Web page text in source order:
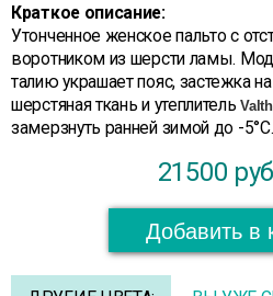
Краткое описание:
Утонченное женское пальто с
воротником из шерсти ламы.
талию украшает пояс, застежка
шерстяная ткань и утеплитель
замерзнуть ранней зимой до -5°С.
21500
Добавить в